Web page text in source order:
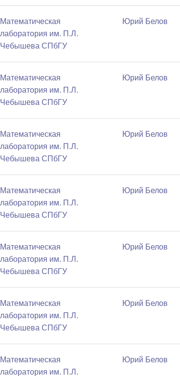
Математичеcкая
лаборатория им. П.Л.
Чебышева СПбГУ
Юрий Белов
Математичеcкая
лаборатория им. П.Л.
Чебышева СПбГУ
Юрий Белов
Математичеcкая
лаборатория им. П.Л.
Чебышева СПбГУ
Юрий Белов
Математичеcкая
лаборатория им. П.Л.
Чебышева СПбГУ
Юрий Белов
Математичеcкая
лаборатория им. П.Л.
Чебышева СПбГУ
Юрий Белов
Математичеcкая
лаборатория им. П.Л.
Чебышева СПбГУ
Юрий Белов
Математичеcкая
лаборатория им. П.Л.
Юрий Белов